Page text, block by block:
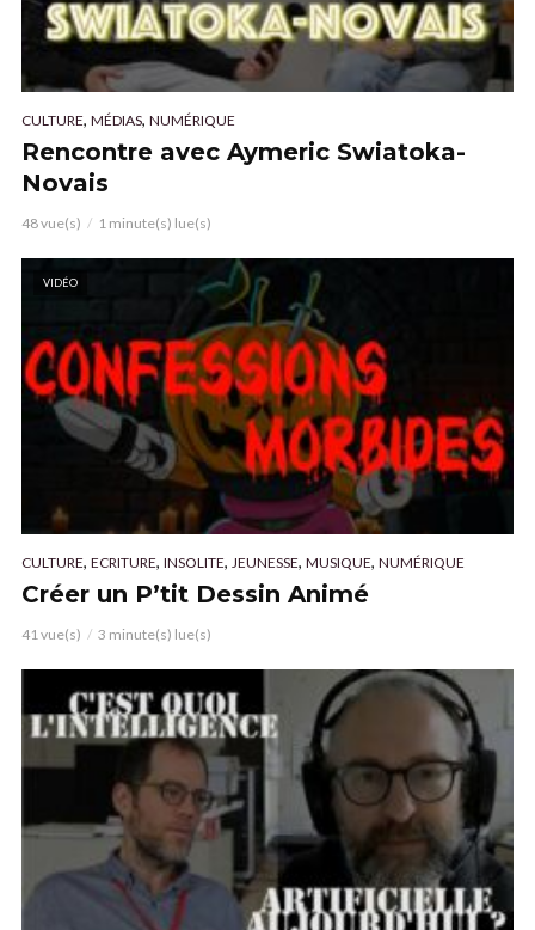
CULTURE, MÉDIAS, NUMÉRIQUE
Rencontre avec Aymeric Swiatoka-
Novais
48 vue(s) 1 minute(s) lue(s)
VIDÉO
CULTURE, ECRITURE, INSOLITE, JEUNESSE, MUSIQUE, NUMÉRIQUE
Créer un P’tit Dessin Animé
41 vue(s) 3 minute(s) lue(s)